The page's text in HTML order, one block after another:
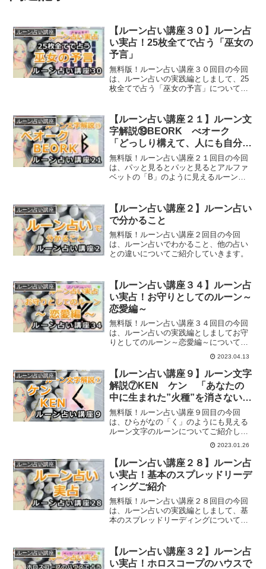
ルーン占い講座
【ルーン占い講座３０】ルーン占
い実占！25枚全てで占う「巫女の
予言」
無料版！ルーン占い講座３０回目の今回
は、ルーン占いの実践編としまして、25
枚全てで占う「巫女の予言」についてご
ルーン占い講座
【ルーン占い講座２１】ルーン文
字解説⑲BEORK べオーク
「どっしり構えて、人にも自分に
も優しくあろう」
無料版！ルーン占い講座２１回目の今回
は、パッと見るとパッと見るとアルファ
ベットの「B」のように見えるルーン、
ルーン占い講座
【ルーン占い講座２】ルーン占い
で分かること
無料版！ルーン占い講座２回目の今回
は、ルーン占いでわかること、他の占い
との違いについてご紹介していきます。
ルーン占い講座
【ルーン占い講座３４】ルーン占
い実占！お守りとしてのルーン～
恋愛編～
無料版！ルーン占い講座３４回目の今回
は、ルーン占いの実践編としましてお守
りとしてのルーン～恋愛編～についてご
2023.04.13
ルーン占い講座
【ルーン占い講座９】ルーン文字
解説⑦KEN ケン 「あなたの
中に生まれた”火種”を消さない
で！」
無料版！ルーン占い講座９回目の今回
は、ひらがなの「く」のようにも見える
ルーン文字のルーンについてご紹介して
2023.01.26
ルーン占い講座
【ルーン占い講座２８】ルーン占
い実占！基本のスプレッドリーデ
ィングご紹介
無料版！ルーン占い講座２８回目の今回
は、ルーン占いの実践編としまして、基
本のスプレッドリーディングについてご
ルーン占い講座
【ルーン占い講座３２】ルーン占
い実占！ホロスコープのハウスで